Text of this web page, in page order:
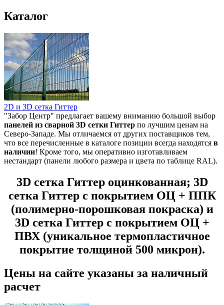
Каталог
2D и 3D сетка Гиттер
"Забор Центр" предлагает вашему вниманию большой выбор
панелей из сварной 3D сетки Гиттер по лучшим ценам на
Северо-Западе. Мы отличаемся от других поставщиков тем,
что все перечисленные в каталоге позиции всегда находятся в
наличии! Кроме того, мы оперативно изготавливаем
нестандарт (панели любого размера и цвета по таблице RAL).
3D сетка Гиттер оцинкованная; 3D
сетка Гиттер с покрытием ОЦ + ППК
(полимерно-порошковая покраска) и
3D сетка Гиттер с покрытием ОЦ +
ПВХ (уникальное термопластичное
покрытие толщиной 500 микрон).
Цены на сайте указаны за наличный
расчет